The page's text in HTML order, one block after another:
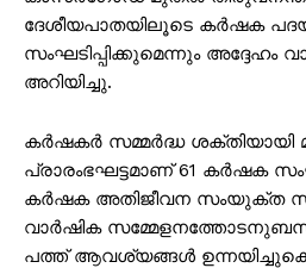
ദേശീയപാതയിലൂടെ കർഷക
സംഘടിപ്പിക്കുമെന്നും അദ്ദേഹം
അറിയിച്ചു.
കർഷകർ സമ്മർദ്ധ ശക്തിയായി
പ്രാരംഭഘട്ടമാണ് 61 കർഷക
കർഷക അതിജീവന സംയുക്ത
വാർഷിക
പത്ത് ആവശ്യങ്ങൾ